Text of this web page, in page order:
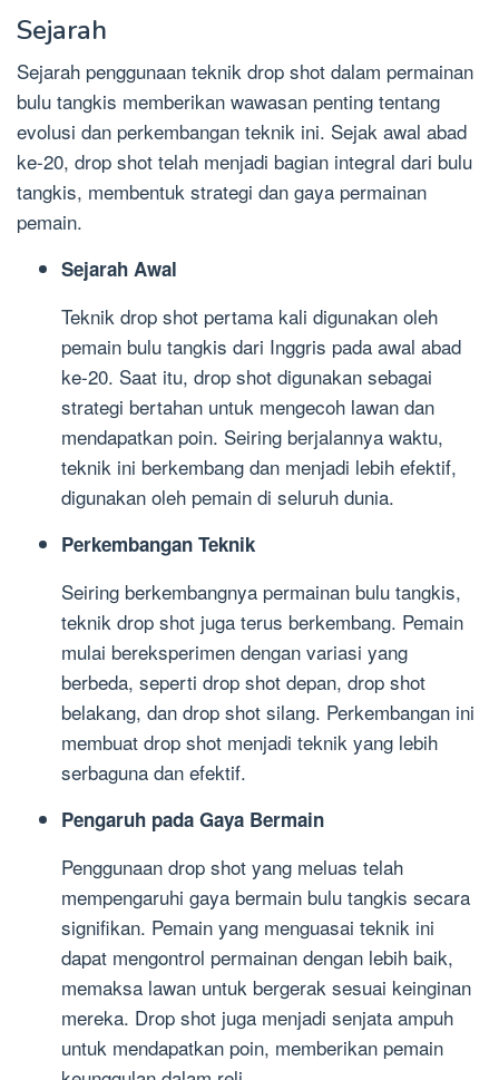
Sejarah
Sejarah penggunaan teknik drop shot dalam permainan
bulu tangkis memberikan wawasan penting tentang
evolusi dan perkembangan teknik ini. Sejak awal abad
ke-20, drop shot telah menjadi bagian integral dari bulu
tangkis, membentuk strategi dan gaya permainan
pemain.
Sejarah Awal
Teknik drop shot pertama kali digunakan oleh
pemain bulu tangkis dari Inggris pada awal abad
ke-20. Saat itu, drop shot digunakan sebagai
strategi bertahan untuk mengecoh lawan dan
mendapatkan poin. Seiring berjalannya waktu,
teknik ini berkembang dan menjadi lebih efektif,
digunakan oleh pemain di seluruh dunia.
Perkembangan Teknik
Seiring berkembangnya permainan bulu tangkis,
teknik drop shot juga terus berkembang. Pemain
mulai bereksperimen dengan variasi yang
berbeda, seperti drop shot depan, drop shot
belakang, dan drop shot silang. Perkembangan ini
membuat drop shot menjadi teknik yang lebih
serbaguna dan efektif.
Pengaruh pada Gaya Bermain
Penggunaan drop shot yang meluas telah
mempengaruhi gaya bermain bulu tangkis secara
signifikan. Pemain yang menguasai teknik ini
dapat mengontrol permainan dengan lebih baik,
memaksa lawan untuk bergerak sesuai keinginan
mereka. Drop shot juga menjadi senjata ampuh
untuk mendapatkan poin, memberikan pemain